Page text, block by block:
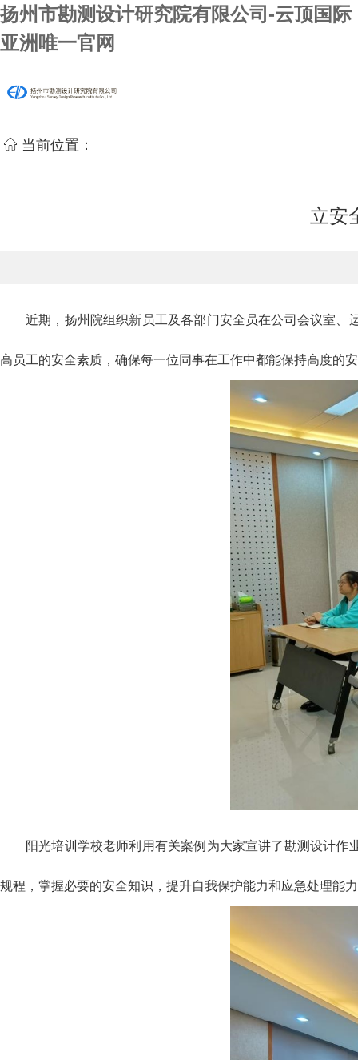
扬州市勘测设计研究院有限公司-云顶国际
亚洲唯一官网
当前位置：
立安
近期，扬州院组织新员工及各部门安全员在公司会议室
高员工的安全素质，确保每一位同事在工作中都能保持高度的
阳光培训学校老师利用有关案例 为大家宣讲了勘测设计作
规程，掌握必要的安全知识，提升自我保护能力和应急处理能